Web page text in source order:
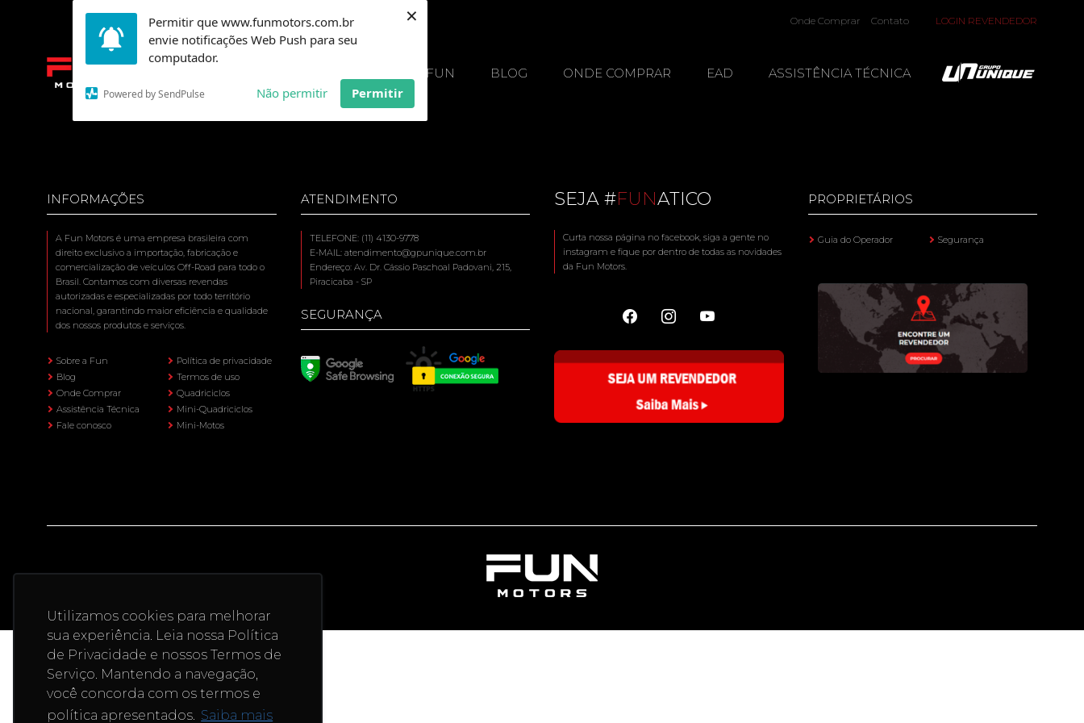
Permitir que www.funmotors.com.br
envie notificações Web Push para seu
computador.
Powered by SendPulse Não permitir Permitir
×
Utilizamos cookies para melhorar
sua experiência. Leia nossa Política
de Privacidade e nossos Termos de
Serviço. Mantendo a navegação,
você concorda com os termos e
política apresentados. Saiba mais
Onde Comprar Contato LOGIN REVENDEDOR
A FUN BLOG ONDE COMPRAR EAD ASSISTÊNCIA TÉCNICA
INFORMAÇÕES
A Fun Motors é uma empresa brasileira com
direito exclusivo a importação, fabricação e
comercialização de veículos Off-Road para todo o
Brasil. Contamos com diversas revendas
autorizadas e especializadas por todo território
nacional, garantindo maior eficiência e qualidade
dos nossos produtos e serviços.
Sobre a Fun
Blog
Onde Comprar
Assistência Técnica
Fale conosco
Política de privacidade
Termos de uso
Quadriciclos
Mini-Quadriciclos
Mini-Motos
ATENDIMENTO
TELEFONE: (11) 4130-9778
E-MAIL: atendimento@gpunique.com.br
Endereço: Av. Dr. Cássio Paschoal Padovani, 215,
Piracicaba - SP
SEGURANÇA
SEJA #FUNATICO
Curta nossa página no facebook, siga a gente no
instagram e fique por dentro de todas as novidades
da Fun Motors.
PROPRIETÁRIOS
Guia do Operador Segurança